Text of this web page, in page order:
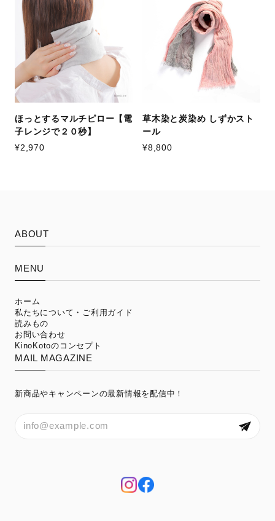
ほっとするマルチピロー【電
子レンジで２０秒】
¥2,970
草木染と炭染め しずかスト
ール
¥8,800
ABOUT
MENU
ホーム
私たちについて・ご利用ガイド
読みもの
お問い合わせ
KinoKotoのコンセプト
MAIL MAGAZINE
新商品やキャンペーンの最新情報を配信中！